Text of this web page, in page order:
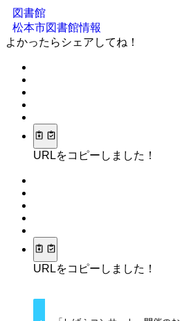
図書館
松本市図書館情報
よかったらシェアしてね！
URLをコピーしました！
URLをコピーしました！